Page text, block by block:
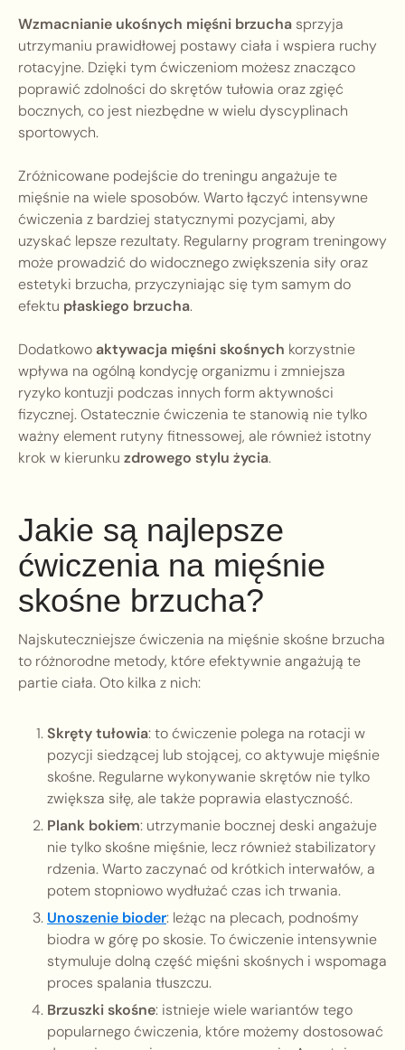
Wzmacnianie ukośnych mięśni brzucha sprzyja
utrzymaniu prawidłowej postawy ciała i wspiera ruchy
rotacyjne. Dzięki tym ćwiczeniom możesz znacząco
poprawić zdolności do skrętów tułowia oraz zgięć
bocznych, co jest niezbędne w wielu dyscyplinach
sportowych.
Zróżnicowane podejście do treningu angażuje te
mięśnie na wiele sposobów. Warto łączyć intensywne
ćwiczenia z bardziej statycznymi pozycjami, aby
uzyskać lepsze rezultaty. Regularny program treningowy
może prowadzić do widocznego zwiększenia siły oraz
estetyki brzucha, przyczyniając się tym samym do
efektu płaskiego brzucha.
Dodatkowoaktywacja mięśni skośnych korzystnie
wpływa na ogólną kondycję organizmu i zmniejsza
ryzyko kontuzji podczas innych form aktywności
fizycznej. Ostatecznie ćwiczenia te stanowią nie tylko
ważny element rutyny fitnessowej, ale również istotny
krok w kierunku zdrowego stylu życia.
Jakie są najlepsze
ćwiczenia na mięśnie
skośne brzucha?
Najskuteczniejsze ćwiczenia na mięśnie skośne brzucha
to różnorodne metody, które efektywnie angażują te
partie ciała. Oto kilka z nich:
Skręty tułowia: to ćwiczenie polega na rotacji w
pozycji siedzącej lub stojącej, co aktywuje mięśnie
skośne. Regularne wykonywanie skrętów nie tylko
zwiększa siłę, ale także poprawia elastyczność.
Plank bokiem: utrzymanie bocznej deski angażuje
nie tylko skośne mięśnie, lecz również stabilizatory
rdzenia. Warto zaczynać od krótkich interwałów, a
potem stopniowo wydłużać czas ich trwania.
Unoszenie bioder: leżąc na plecach, podnośmy
biodra w górę po skosie. To ćwiczenie intensywnie
stymuluje dolną część mięśni skośnych i wspomaga
proces spalania tłuszczu.
Brzuszki skośne: istnieje wiele wariantów tego
popularnego ćwiczenia, które możemy dostosować